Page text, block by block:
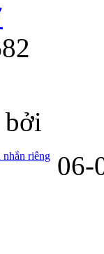
nhắn riêng 06-